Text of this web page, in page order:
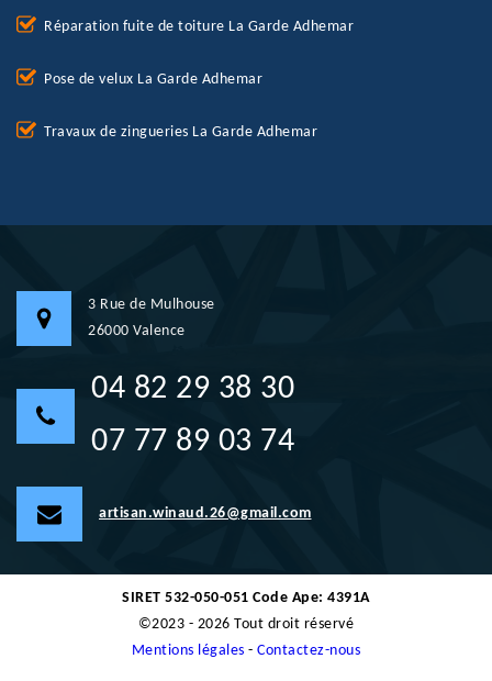
Réparation fuite de toiture La Garde Adhemar
Pose de velux La Garde Adhemar
Travaux de zingueries La Garde Adhemar
3 Rue de Mulhouse
26000 Valence
04 82 29 38 30
07 77 89 03 74
artisan.winaud.26@gmail.com
SIRET 532-050-051 Code Ape: 4391A
©2023 - 2026 Tout droit réservé
Mentions légales -Contactez-nous